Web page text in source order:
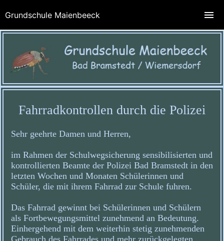
Fahrradkontrollen durch die Polizei
Sehr geehrte Damen und Herren,
im Rahmen der Schulwegsicherung sensibilisierten und
kontrollierten Beamte der Polizei Bad Bramstedt in den
letzten Wochen und Monaten Schülerinnen und
Schüler, die mit ihrem Fahrrad zur Schule fuhren.
Das Fahrrad gewinnt bei Schülerinnen und Schülern
als Fortbewegungsmittel zunehmend an Bedeutung.
Einhergehend mit dem weiterhin stetig zunehmenden
Grundschule Maienbeeck